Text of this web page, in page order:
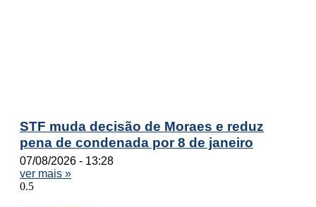
STF muda decisão de Moraes e reduz
pena de condenada por 8 de janeiro
07/08/2026
13:28
ver mais »